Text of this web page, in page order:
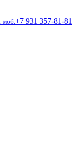
моб. +7 931 357‑81‑81